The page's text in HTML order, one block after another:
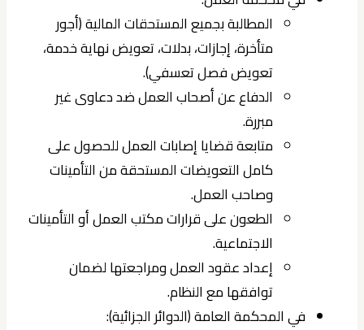
المطالبة بجميع المستحقات المالية (أجور
متأخرة، إجازات، بدلات، تعويض نهاية خدمة،
تعويض فصل تعسفي).
الدفاع عن أصحاب العمل ضد دعاوى غير
مبررة.
متابعة قضايا إصابات العمل للحصول على
كامل التعويضات المستحقة من التأمينات
وصاحب العمل.
الطعون على قرارات مكتب العمل أو التأمينات
الاجتماعية.
إعداد عقود العمل ومراجعتها لضمان
توافقها مع النظام.
في المحكمة العامة (الدوائر الجزائية):